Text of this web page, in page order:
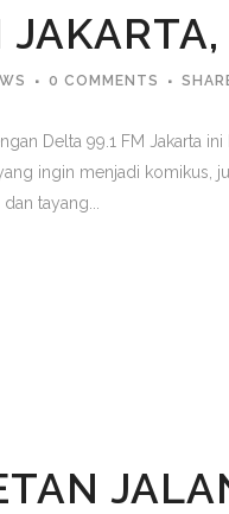
0 COMMENTS
Delta 99.1 FM Jakarta
ingin menjadi komikus,
tayang...